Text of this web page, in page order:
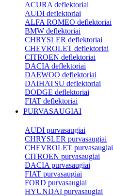
ACURA deflektoriai
AUDI deflektoriai
ALFA ROMEO deflektoriai
BMW deflektoriai
CHRYSLER deflektoriai
CHEVROLET deflektoriai
CITROEN deflektoriai
DACIA deflektoriai
DAEWOO deflektoriai
DAIHATSU deflektoriai
DODGE deflektoriai
FIAT deflektoriai
PURVASAUGIAI
AUDI purvasaugiai
CHRYSLER purvasaugiai
CHEVROLET purvasaugiai
CITROEN purvasaugiai
DACIA purvasaugiai
FIAT purvasaugiai
FORD purvasaugiai
HYUNDAI purvasaugiai